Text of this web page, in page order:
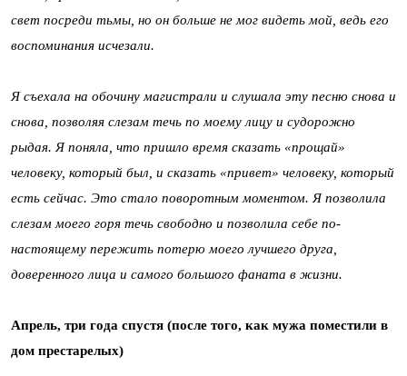
свет посреди тьмы, но он больше не мог видеть мой, ведь его
воспоминания исчезали.
Я съехала на обочину магистрали и слушала эту песню снова и
снова, позволяя слезам течь по моему лицу и судорожно
рыдая. Я поняла, что пришло время сказать «прощай»
человеку, который был, и сказать «привет» человеку, который
есть сейчас. Это стало поворотным моментом. Я позволила
слезам моего горя течь свободно и позволила себе по-
настоящему пережить потерю моего лучшего друга,
доверенного лица и самого большого фаната в жизни.
Апрель, три года спустя (после того, как мужа поместили в
дом престарелых)